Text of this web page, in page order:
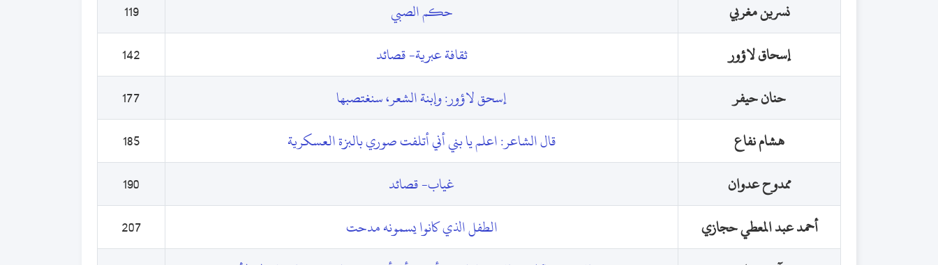
نسرين مغربي
حكم الصبي
119
إسحاق لاؤور
ثقافة عبرية- قصائد
142
حنان حيفر
إسحق لاؤور: وإبنة الشعر، سنغتصبها
177
هشام نفاع
قال الشاعر: اعلم يا بني أني أتلفت صوري بالبزة العسكرية
185
ممدوح عدوان
غياب- قصائد
190
أحمد عبد المعطي حجازي
الطفل الذي كانوا يسمونه مدحت
207